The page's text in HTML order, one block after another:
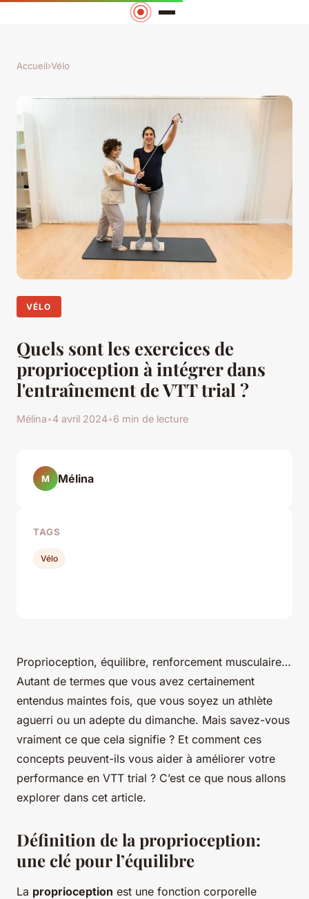
Accueil›Vélo
VÉLO
Quels sont les exercices de
proprioception à intégrer dans
l'entraînement de VTT trial ?
Mélina•4 avril 2024•6 min de lecture
Proprioception, équilibre, renforcement musculaire…
Autant de termes que vous avez certainement
entendus maintes fois, que vous soyez un athlète
aguerri ou un adepte du dimanche. Mais savez-vous
vraiment ce que cela signifie ? Et comment ces
concepts peuvent-ils vous aider à améliorer votre
performance en VTT trial ? C’est ce que nous allons
explorer dans cet article.
Définition de la proprioception:
une clé pour l’équilibre
La proprioception est une fonction corporelle
M Mélina
TAGS
Vélo